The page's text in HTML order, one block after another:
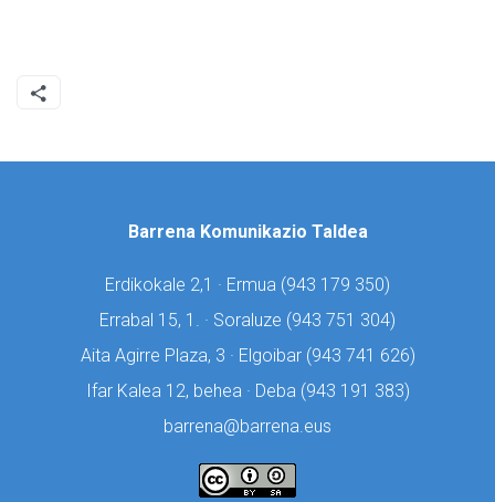
Barrena Komunikazio Taldea
Erdikokale 2,1 · Ermua (943 179 350)
Errabal 15, 1. · Soraluze (943 751 304)
Aita Agirre Plaza, 3 · Elgoibar (943 741 626)
Ifar Kalea 12, behea · Deba (943 191 383)
barrena@barrena.eus